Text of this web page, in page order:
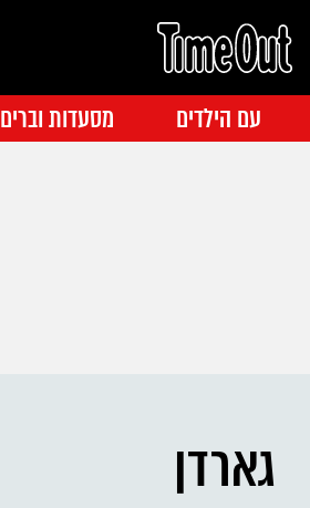
עם הילדים מסעדות וברים
גארדן